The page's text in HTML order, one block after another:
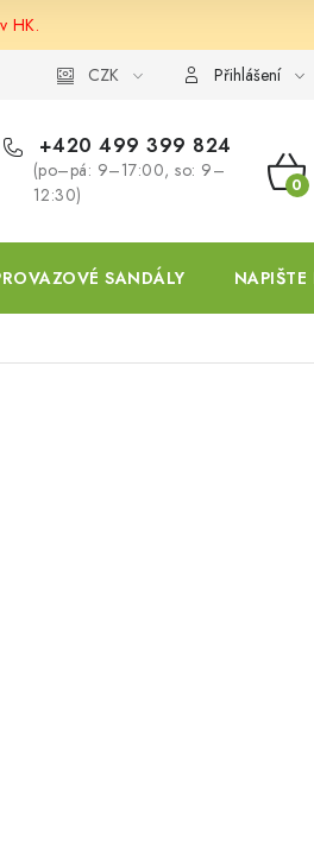
HK.
CZK Přihlášení
+420 499 399 824
(po–pá: 9–17:00, so: 9–
12:30)
SANDÁLY